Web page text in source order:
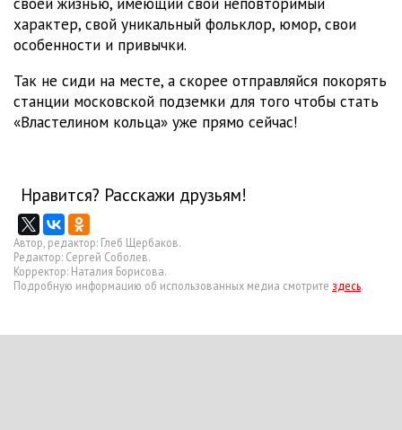
характер, свой уникальный фольклор, юмор, свои
особенности и привычки.
Так не сиди на месте, а скорее отправляйся покорять
станции московской подземки для того чтобы стать
«Властелином кольца» уже прямо сейчас!
Нравится? Расскажи друзьям!
Автор, редактор: Глеб Щербаков.
Редактор: Сергей Соболев.
Корректор: Наталия Борисова.
Подробную информацию об использованных медиа смотритездесь.